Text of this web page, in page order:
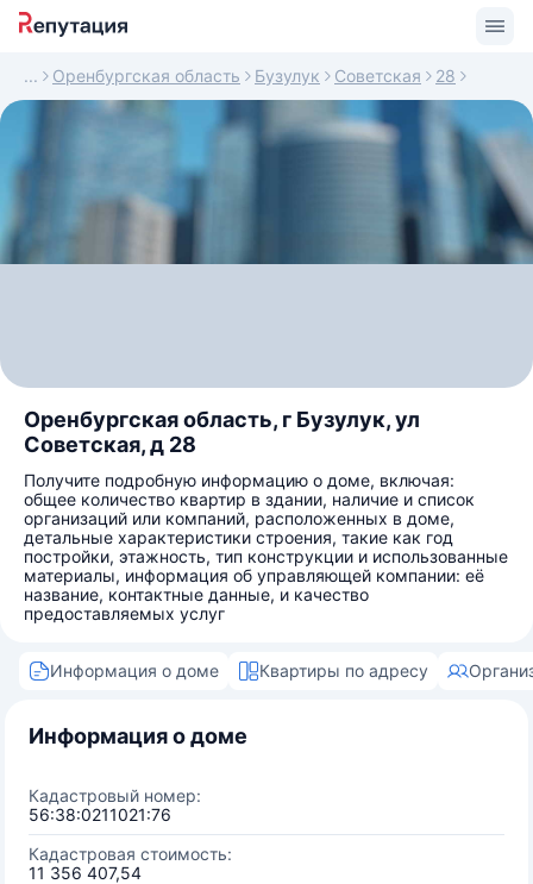
Оренбургская область Бузулук Советская 28
Оренбургская область, г Бузулук, ул
Советская, д 28
Получите подробную информацию о доме, включая:
общее количество квартир в здании, наличие и список
организаций или компаний, расположенных в доме,
детальные характеристики строения, такие как год
постройки, этажность, тип конструкции и использованные
материалы, информация об управляющей компании: её
название, контактные данные, и качество
предоставляемых услуг
Информация о доме Квартиры по адресу
Информация о доме
Кадастровый номер:
56:38:0211021:76
Кадастровая стоимость:
11 356 407,54